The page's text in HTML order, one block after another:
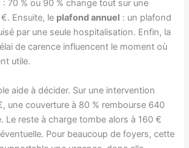
: 70 % ou 90 % change tout sur une
Ensuite, le plafond annuel : un plafond
par une seule hospitalisation. Enfin, la
de carence influencent le moment où
utile.
aide à décider. Sur une intervention
une couverture à 80 % rembourse 640
Le reste à charge tombe alors à 160 €
Pour beaucoup de foyers, cette